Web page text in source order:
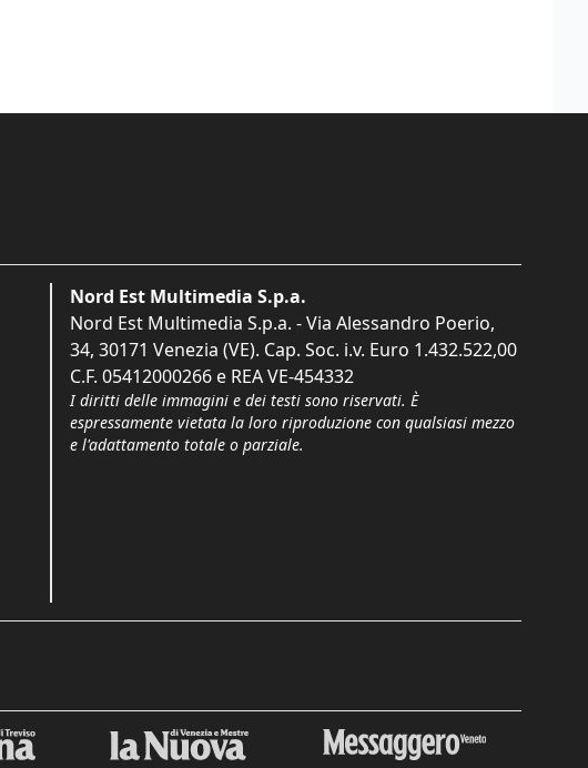
Nord Est Multimedia S.p.a.
Nord Est Multimedia S.p.a. - Via Alessandro Poerio,
34, 30171 Venezia (VE). Cap. Soc. i.v. Euro 1.432.522,00
C.F. 05412000266 e REA VE-454332
I diritti delle immagini e dei testi sono riservati. È
espressamente vietata la loro riproduzione con qualsiasi mezzo
e l'adattamento totale o parziale.